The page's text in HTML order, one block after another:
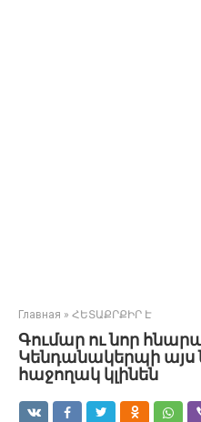
Главная » ՀԵՏԱՔՐՔԻՐ Է
Գումար ու նոր
Կենդանակերպի այս
հաջողակ կլինեն